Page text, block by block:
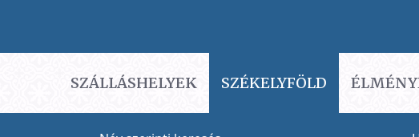
SZÁLLÁSHELYEK SZÉKELYFÖLD